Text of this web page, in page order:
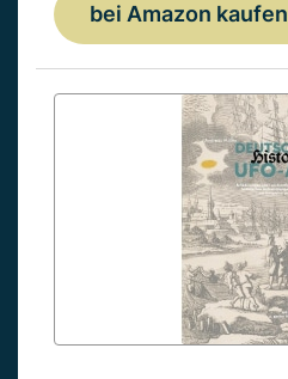
bei Amazon kaufen